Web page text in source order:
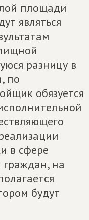
площади
являться
разницу в
по
обязуется
в сфере
на
будут